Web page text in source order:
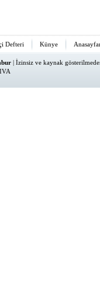
Defteri Künye
| İzinsiz ve kaynak